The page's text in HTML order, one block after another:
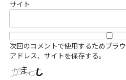
サイト
次回のコメントで使用するためブラ
アドレス、サイトを保存する。